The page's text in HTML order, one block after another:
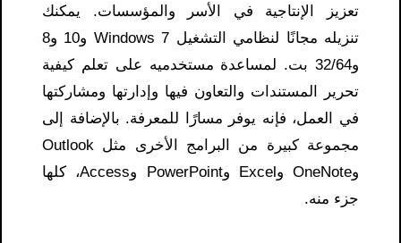
تعزيز الإنتاجية في الأسر والمؤسسات. يمكنك
تنزيله مجانًا لنظامي التشغيل Windows 7 و10 و8
و32/64 بت. لمساعدة مستخدميه على تعلم كيفية
تحرير المستندات والتعاون فيها وإدارتها ومشاركتها
في العمل، فإنه يوفر مسارًا للمعرفة. بالإضافة إلى
مجموعة كبيرة من البرامج الأخرى مثل Outlook
وOneNote وExcel وPowerPoint وAccess، كلها
جزء منه.